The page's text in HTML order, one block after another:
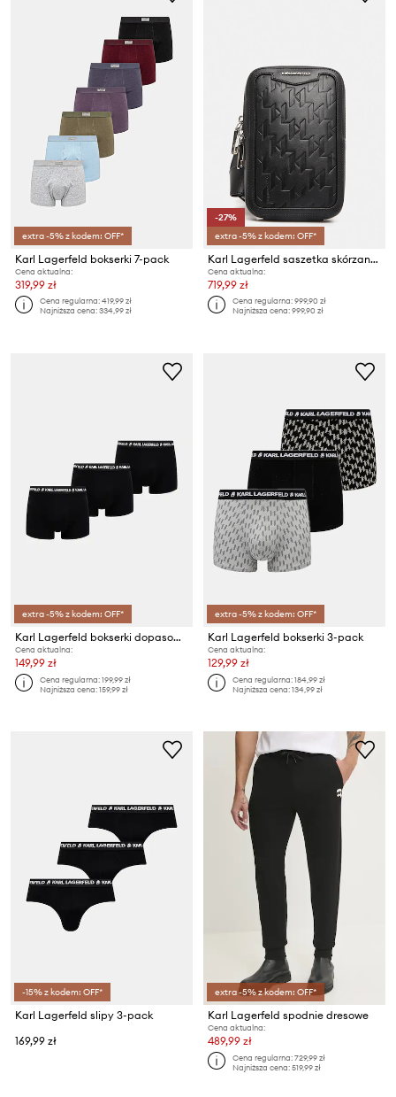
extra -5% z kodem: OFF*
Karl Lagerfeld bokserki 7-pack
Cena aktualna:
319,99 zł
Cena regularna:419,99 zł
Najniższa cena:334,99 zł
-27%
extra -5% z kodem: OFF*
Karl Lagerfeld saszetka skórzana K/LOOM
Cena aktualna:
719,99 zł
Cena regularna:999,90 zł
Najniższa cena:999,90 zł
extra -5% z kodem: OFF*
Karl Lagerfeld bokserki dopasowane męskie bawełniane z elastanem 3-pack
Cena aktualna:
149,99 zł
Cena regularna:199,99 zł
Najniższa cena:159,99 zł
extra -5% z kodem: OFF*
Karl Lagerfeld bokserki 3-pack
Cena aktualna:
129,99 zł
Cena regularna:184,99 zł
Najniższa cena:134,99 zł
-15% z kodem: OFF*
Karl Lagerfeld slipy 3-pack
169,99 zł
extra -5% z kodem: OFF*
Karl Lagerfeld spodnie dresowe
Cena aktualna:
489,99 zł
Cena regularna:729,99 zł
Najniższa cena:519,99 zł